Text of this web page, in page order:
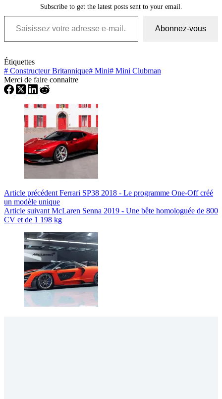
Subscribe to get the latest posts sent to your email.
Saisissez votre adresse e-mail…
Abonnez-vous
Étiquettes
# Constructeur Britannique# Mini# Mini Clubman
Merci de faire connaitre
Article précédent Ferrari SP38 2018 - Le programme One-Off créé
un modèle unique
Article suivant McLaren Senna 2019 - Une bête homologuée de 800
CV et de 1 198 kg